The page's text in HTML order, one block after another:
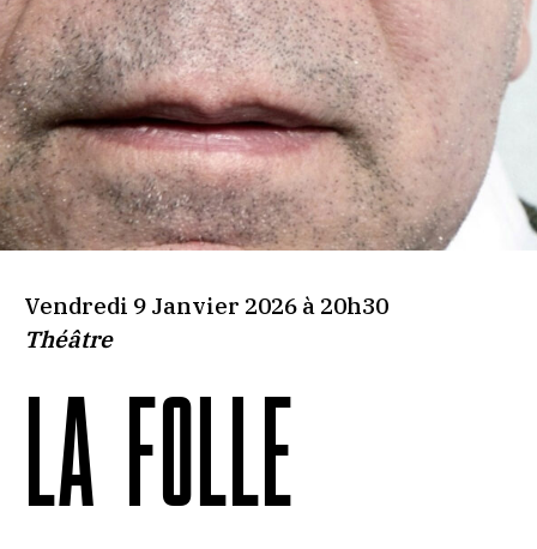
Vendredi 9 Janvier 2026 à 20h30
Théâtre
LA FOLLE